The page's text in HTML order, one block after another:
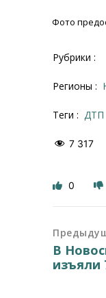
Фото
Рубрики :
Регионы :
Теги : ДТП
7 317
0
В
изъяли